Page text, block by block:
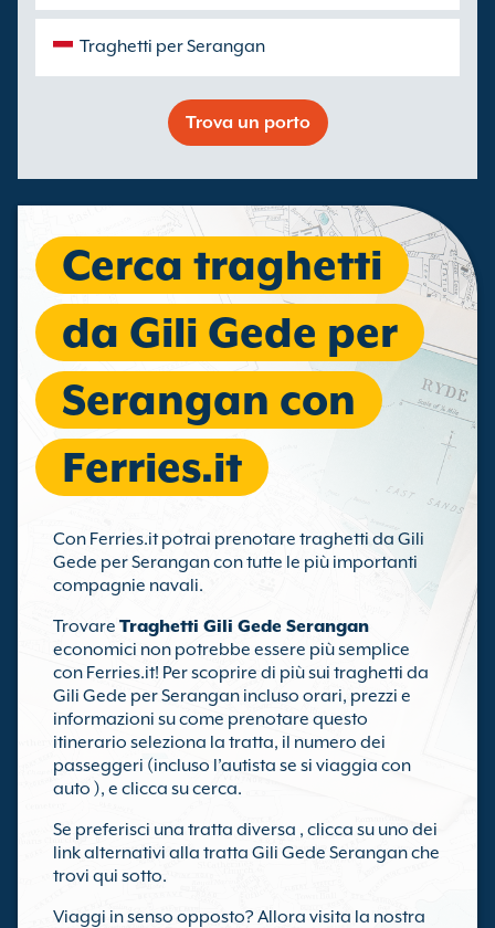
Traghetti per Serangan
Trova un porto
Cerca traghetti
da Gili Gede per
Serangan con
Ferries.it
Con Ferries.it potrai prenotare traghetti da Gili
Gede per Serangan con tutte le più importanti
compagnie navali.
Trovare Traghetti Gili Gede Serangan
economici non potrebbe essere più semplice
con Ferries.it! Per scoprire di più sui traghetti da
Gili Gede per Serangan incluso orari, prezzi e
informazioni su come prenotare questo
itinerario seleziona la tratta, il numero dei
passeggeri (incluso l’autista se si viaggia con
auto ), e clicca su cerca.
Se preferisci una tratta diversa , clicca su uno dei
link alternativi alla tratta Gili Gede Serangan che
trovi qui sotto.
Viaggi in senso opposto? Allora visita la nostra